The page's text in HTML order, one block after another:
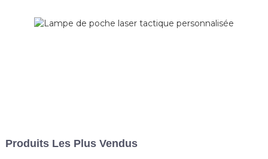
Produits Les Plus Vendus